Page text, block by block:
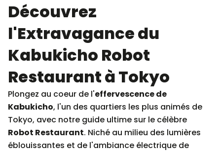
Découvrez
l'Extravagance du
Kabukicho Robot
Restaurant à Tokyo
Plongez au coeur de l'effervescence de
Kabukicho, l'un des quartiers les plus animés de
Tokyo, avec notre guide ultime sur le célèbre
Robot Restaurant. Niché au milieu des lumières
éblouissantes et de l'ambiance électrique de